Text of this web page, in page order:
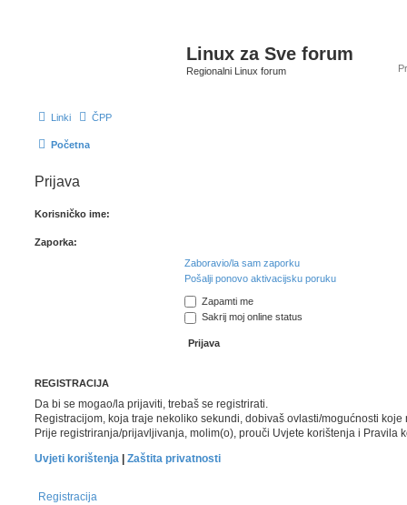
Linux za Sve forum
Regionalni Linux forum
Linki ČPP
Početna
Prijava
Korisničko ime:
Zaporka:
Zaboravio/la sam zaporku
Pošalji ponovo aktivacijsku poruku
Zapamti me
Sakrij moj online status
REGISTRACIJA
Da bi se mogao/la prijaviti, trebaš se registrirati.
Registracijom, koja traje nekoliko sekundi, dobivaš ovlasti/mogućnosti
Prije registriranja/prijavljivanja, molim(o), prouči Uvjete korištenja i Pravila
Uvjeti korištenja
Zaštita privatnosti
Registracija